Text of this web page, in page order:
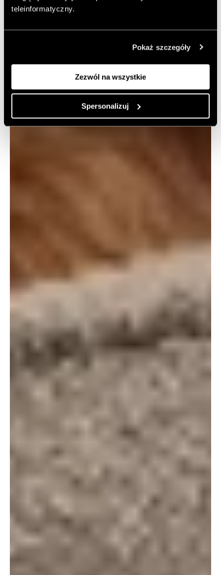
teleinformatyczny.
Pokaż szczegóły
Zezwól na wszystkie
Spersonalizuj